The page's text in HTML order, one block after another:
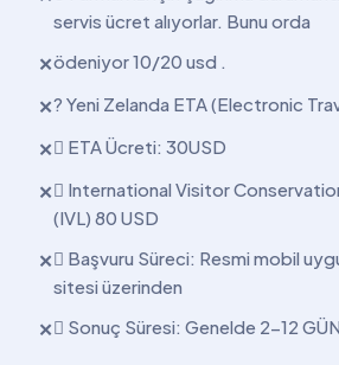
servis ücret alıyorlar. Bunu orda
✕ödeniyor 10/20 usd .
✕? Yeni Zelanda ETA (Electronic
✕ ETA Ücreti: 30USD
✕ International Visitor
(IVL) 80 USD
✕ Başvuru Süreci: Resmi mobil
sitesi üzerinden
✕ Sonuç Süresi: Genelde 2-12